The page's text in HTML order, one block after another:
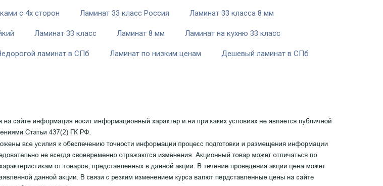
с 4х сторон Ламинат 33 класс Россия Ламинат 33 класса 8 мм
Ламинат 33 класс Ламинат 8 мм Ламинат на кухню 33 класс
ламинат в СПб Ламинат по низким ценам Дешевый ламинат в СПб